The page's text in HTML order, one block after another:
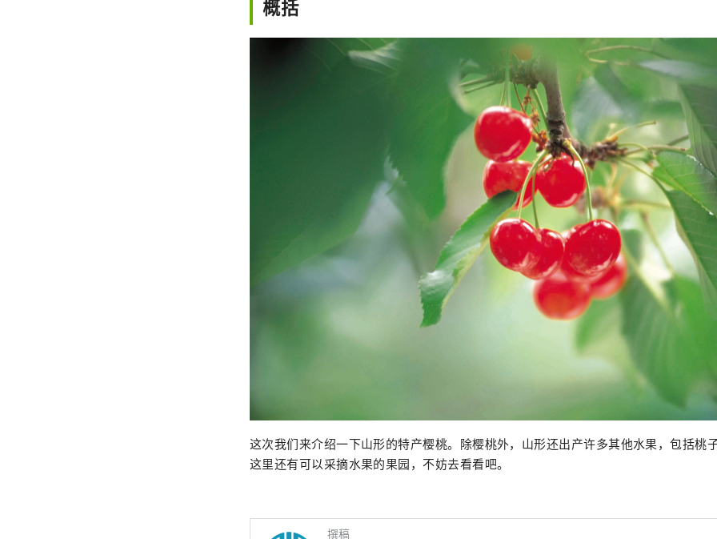
概括
这次我们来介绍一下山形的特产樱桃。除樱桃外，山形还出产许多其他水果，包括桃
这里还有可以采摘水果的果园，不妨去看看吧。
撰稿